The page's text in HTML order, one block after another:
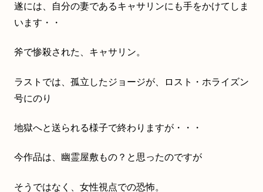
遂には、自分の妻であるキャサリンにも手をかけてしま
います・・
斧で惨殺された、キャサリン。
ラストでは、孤立したジョージが、ロスト・ホライズン
号にのり
地獄へと送られる様子で終わりますが・・・
今作品は、幽霊屋敷もの？と思ったのですが
そうではなく、女性視点での恐怖。